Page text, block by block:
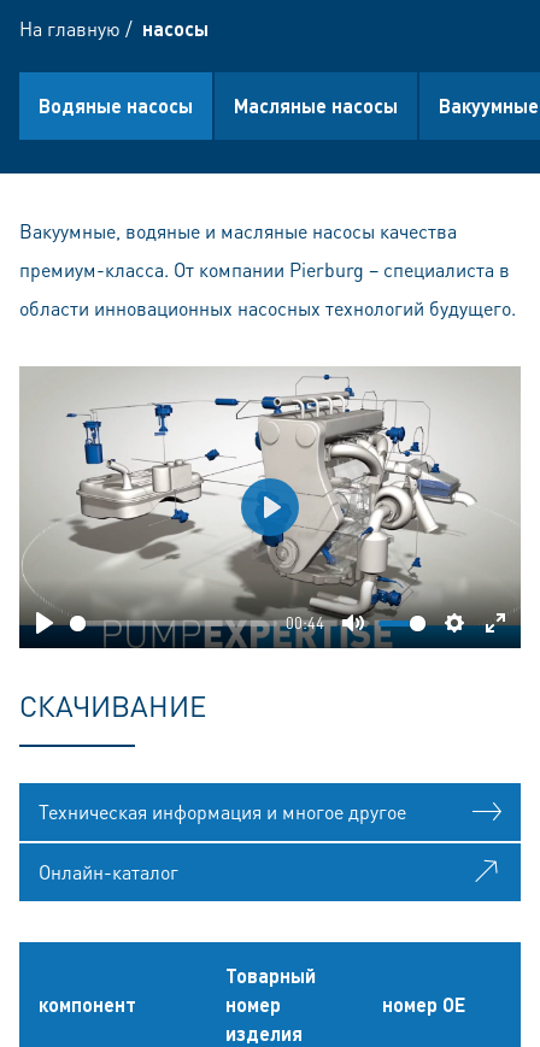
На главную / насосы
Водяные насосы Масляные насосы
Вакуумные, водяные и масляные насосы качества
премиум-класса. От компании Pierburg – специалиста в
области инновационных насосных технологий будущего.
Play
00:44
Mute Settings
Play
CКАЧИВАНИЕ
Техническая информация и многое другое
Онлайн-каталог
компонент
Товарный
номер
изделия
номер OE